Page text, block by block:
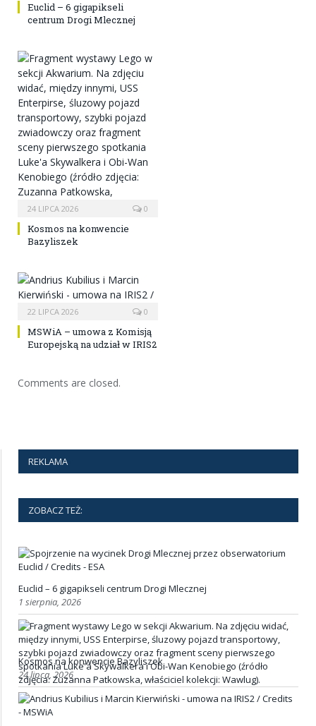
Euclid – 6 gigapikseli
centrum Drogi Mlecznej
24 LIPCA 2026 0
Kosmos na konwencie
Bazyliszek
22 LIPCA 2026 0
MSWiA – umowa z Komisją
Europejską na udział w IRIS2
Comments are closed.
REKLAMA
ZOBACZ TEŻ:
Euclid – 6 gigapikseli centrum Drogi Mlecznej
1 sierpnia, 2026
Kosmos na konwencie Bazyliszek
24 lipca, 2026